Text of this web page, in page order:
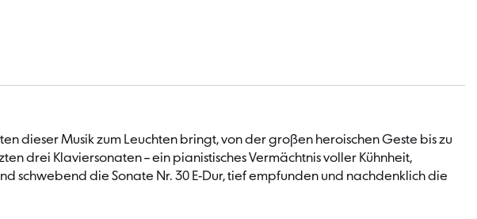
dieser Musik zum Leuchten bringt, von der großen heroischen Geste bis zu
drei Klaviersonaten – ein pianistisches Vermächtnis voller Kühnheit,
schwebend die Sonate Nr. 30 E-Dur, tief empfunden und nachdenklich die